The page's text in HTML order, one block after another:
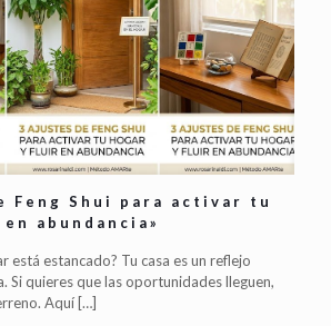
Feng Shui para activar tu
abundancia»
está estancado? Tu casa es un reflejo
Si quieres que las oportunidades lleguen,
Aquí […]